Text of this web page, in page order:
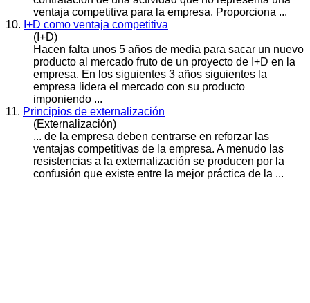
ventaja competitiva para la empresa. Proporciona ...
10. I+D como ventaja competitiva
(I+D)
Hacen falta unos 5 años de media para sacar un nuevo
producto al mercado fruto de un proyecto de I+D en la
empresa. En los siguientes 3 años siguientes la
empresa lidera el mercado con su producto
imponiendo ...
11. Principios de externalización
(Externalización)
... de la empresa deben centrarse en reforzar las
ventajas competitivas de la empresa. A menudo las
resistencias a la externalización se producen por la
confusión que existe entre la mejor práctica de la ...